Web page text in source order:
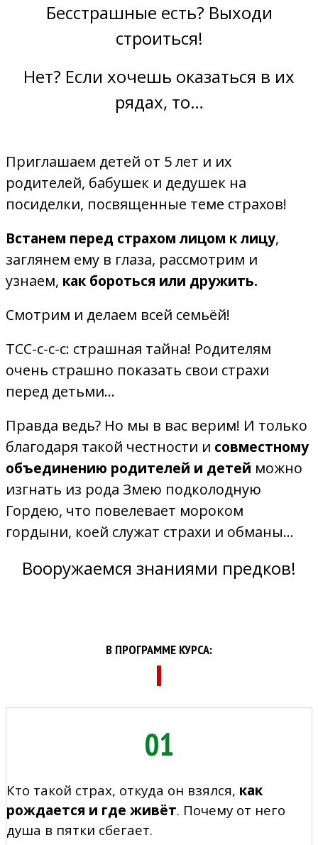
Бесстрашные есть? Выходи
строиться!
Нет? Если хочешь оказаться в их
рядах, то…
Приглашаем детей от 5 лет и их
родителей, бабушек и дедушек на
посиделки, посвященные теме страхов!
Встанем перед страхом лицом к лицу,
заглянем ему в глаза, рассмотрим и
узнаем, как бороться или дружить.
Смотрим и делаем всей семьёй!
ТСС-с-с-с: страшная тайна! Родителям
очень страшно показать свои страхи
перед детьми…
Правда ведь? Но мы в вас верим! И только
благодаря такой честности и совместному
объединению родителей и детей можно
изгнать из рода Змею подколодную
Гордею, что повелевает мороком
гордыни, коей служат страхи и обманы…
Вооружаемся знаниями предков!
В ПРОГРАММЕ КУРСА:
01
Кто такой страх, откуда он взялся, как
рождается и где живёт. Почему от него
душа в пятки сбегает.